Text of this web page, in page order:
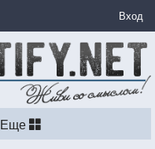
Вход
Еще